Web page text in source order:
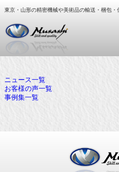
東京・山形の精密機械や美術品の輸送・梱包・
大型精密機械
ニュース一覧
お客様の声一覧
事例集一覧